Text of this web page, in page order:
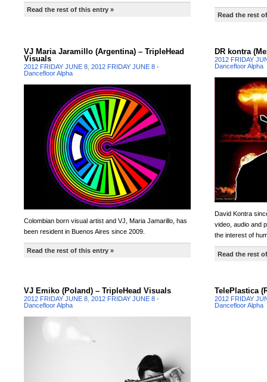
Read the rest of this entry »
Read the rest
VJ Maria Jaramillo (Argentina) – TripleHead
Visuals
2012 FRIDAY JUNE 8 2012 FRIDAY JUNE 8 -
Dancefloor Alpha
Colombian born visual artist and VJ, Maria Jamarillo, has
been resident in Buenos Aires since 2009.
Read the rest of this entry »
DR kontra
2012 FRIDAY
Dancefloor Alpha
David Kontra
video, audio and
the interest of
Read the rest
VJ Emiko (Poland) – TripleHead Visuals
2012 FRIDAY JUNE 8 2012 FRIDAY JUNE 8 -
Dancefloor Alpha
TelePlastica
2012 FRIDAY
Dancefloor Alpha